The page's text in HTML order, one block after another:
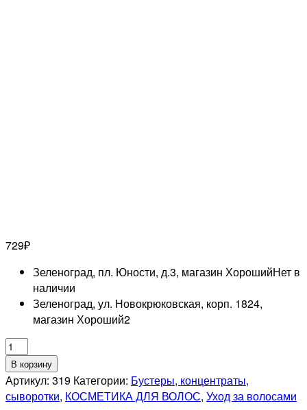
729₽
Зеленоград, пл. Юности, д.3, магазин ХорошийНет в
наличии
Зеленоград, ул. Новокрюковская, корп. 1824,
магазин Хороший2
Количество
товара
KAPOUS
PROFESSIONNEL
В корзину
Артикул: 319 Категории: Бустеры, концентраты,
сыворотки, КОСМЕТИКА ДЛЯ ВОЛОС, Уход за волосами